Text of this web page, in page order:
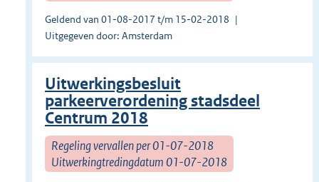
Geldend van 01-08-2017 t/m 15-02-2018
Uitgegeven door: Amsterdam
Uitwerkingsbesluit
parkeerverordening stadsdeel
Centrum 2018
Regeling vervallen per 01-07-2018
Uitwerkingtredingdatum 01-07-2018